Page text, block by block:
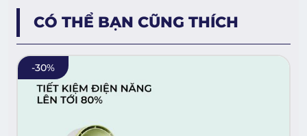
CÓ THỂ BẠN CŨNG THÍCH
-30%